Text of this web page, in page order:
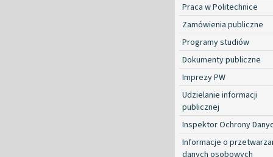
Praca w Politechnice
Zamówienia publiczne
Programy studiów
Dokumenty publiczne
Imprezy PW
Udzielanie informacji
publicznej
Inspektor Ochrony
Informacje o
danych osobowych